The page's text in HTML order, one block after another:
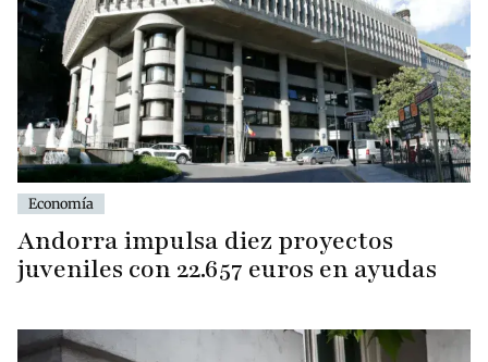
Economía
Andorra impulsa diez proyectos
juveniles con 22.657 euros en ayudas